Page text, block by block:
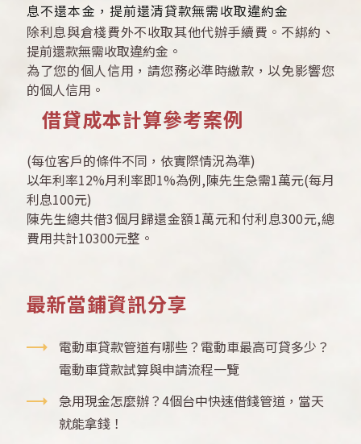
息不還本金，提前還清貸款無需收取違約金
除利息與倉棧費外不收取其他代辦手續費。不綁約、
提前還款無需收取違約金。
為了您的個人信用，請您務必準時繳款，以免影響您
的個人信用。
借貸成本計算參考案例
(每位客戶的條件不同，依實際情況為準)
以年利率12%月利率即1%為例,陳先生急需1萬元(每月
利息100元)
陳先生總共借3個月歸還金額1萬元和付利息300元,總
費用共計10300元整。
最新當鋪資訊分享
電動車貸款管道有哪些？電動車最高可貸多少？
電動車貸款試算與申請流程一覽
急用現金怎麼辦？4個台中快速借錢管道，當天
就能拿錢！